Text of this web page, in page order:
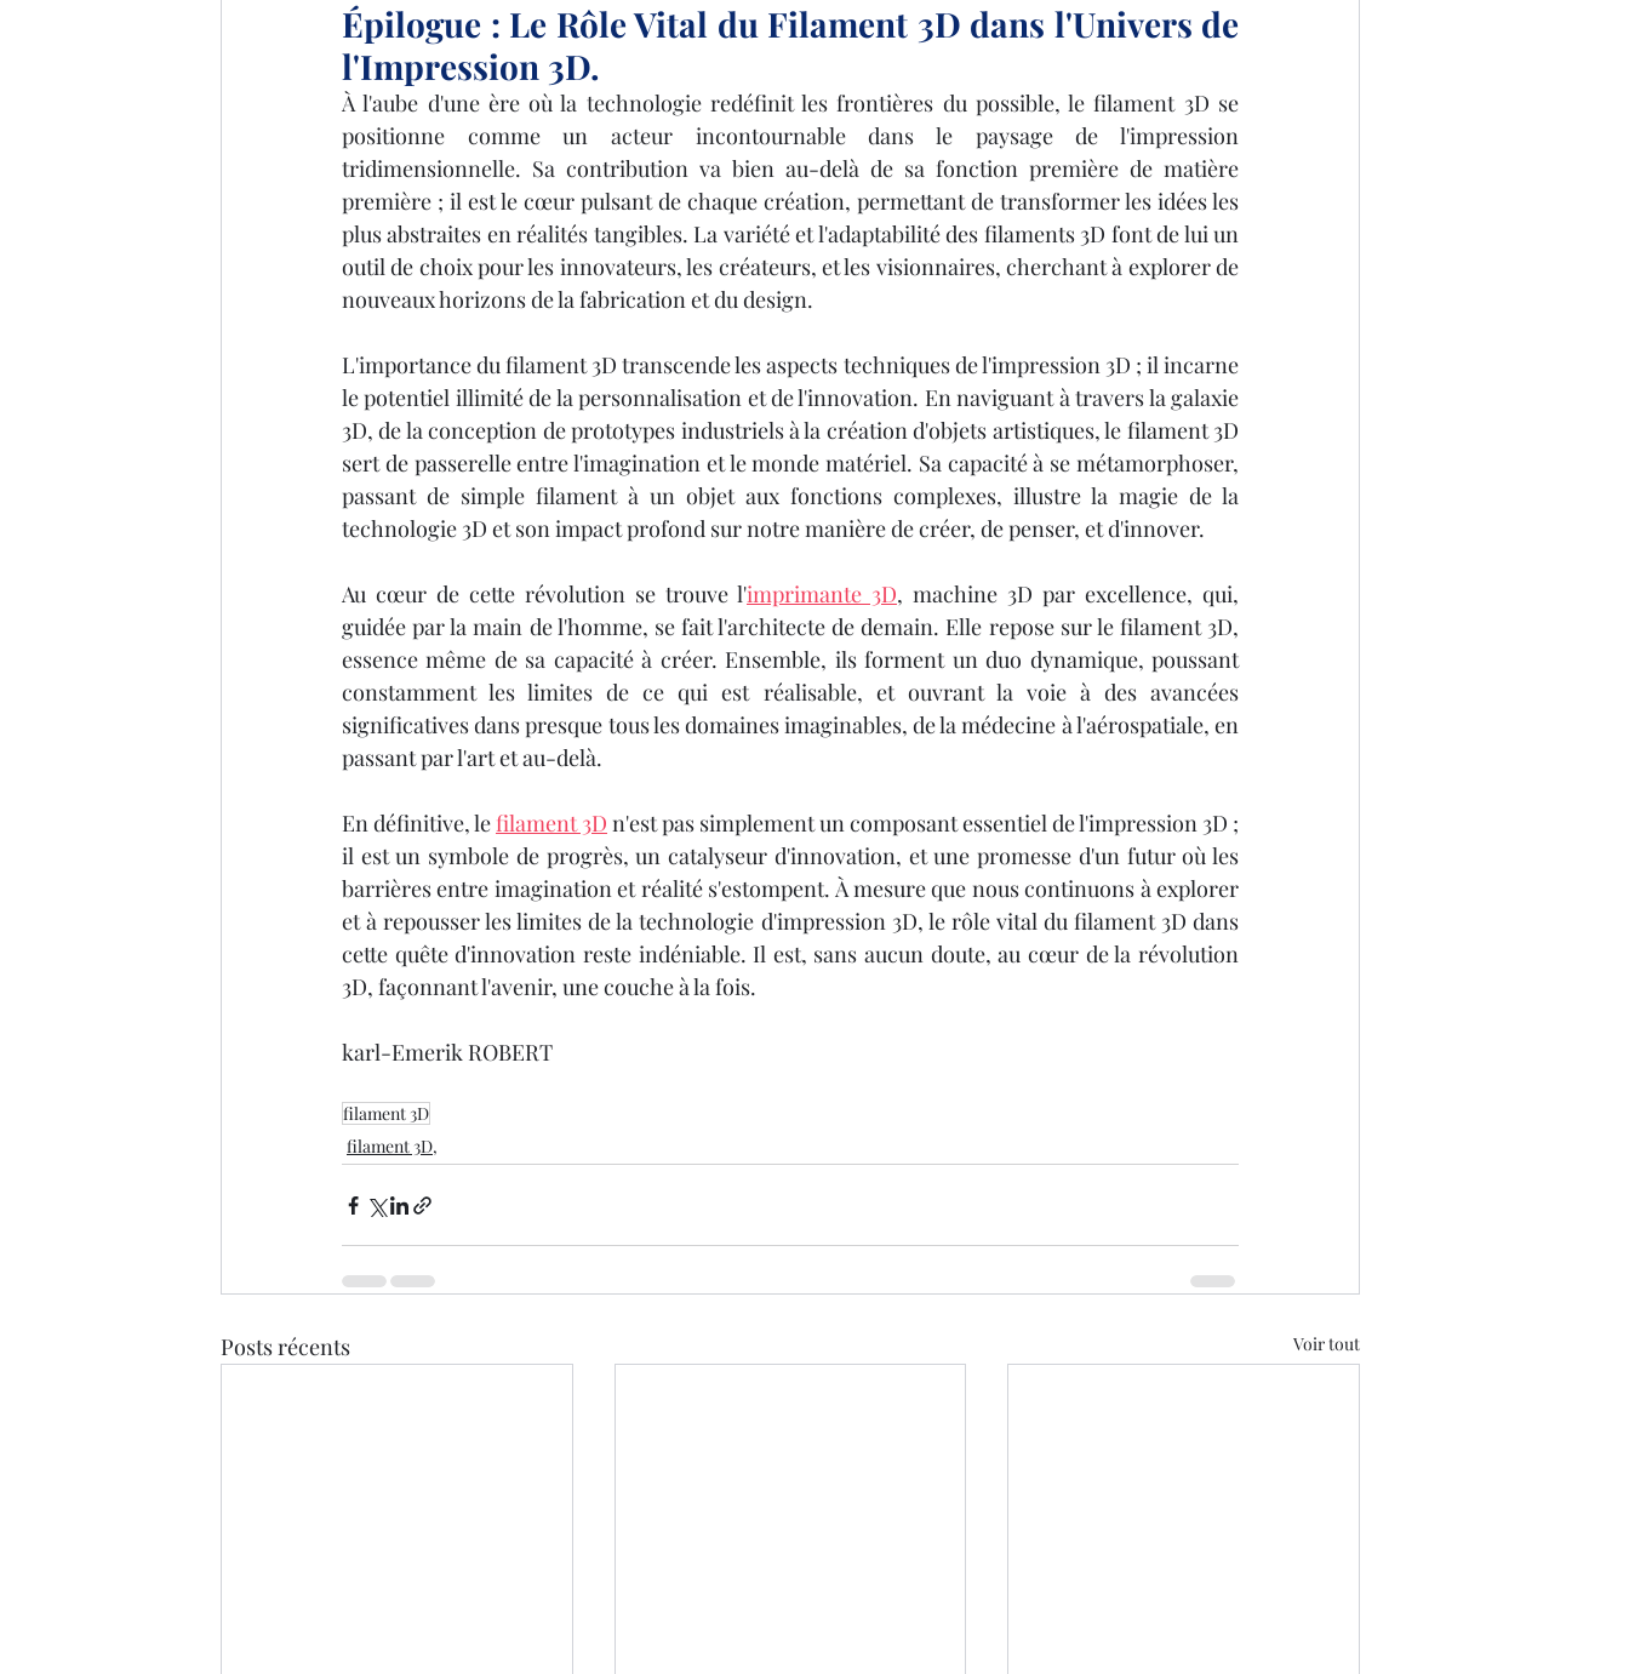
Épilogue : Le Rôle Vital du Filament 3D dans l'Univers de
l'Impression 3D.
À l'aube d'une ère où la technologie redéfinit les frontières du possible, le filament 3D se
positionne comme un acteur incontournable dans le paysage de l'impression
tridimensionnelle. Sa contribution va bien au-delà de sa fonction première de matière
première ; il est le cœur pulsant de chaque création, permettant de transformer les idées les
plus abstraites en réalités tangibles. La variété et l'adaptabilité des filaments 3D font de lui un
outil de choix pour les innovateurs, les créateurs, et les visionnaires, cherchant à explorer de
nouveaux horizons de la fabrication et du design.
L'importance du filament 3D transcende les aspects techniques de l'impression 3D ; il incarne
le potentiel illimité de la personnalisation et de l'innovation. En naviguant à travers la galaxie
3D, de la conception de prototypes industriels à la création d'objets artistiques, le filament 3D
sert de passerelle entre l'imagination et le monde matériel. Sa capacité à se métamorphoser,
passant de simple filament à un objet aux fonctions complexes, illustre la magie de la
technologie 3D et son impact profond sur notre manière de créer, de penser, et d'innover.
Au cœur de cette révolution se trouve l'imprimante 3D, machine 3D par excellence, qui,
guidée par la main de l'homme, se fait l'architecte de demain. Elle repose sur le filament 3D,
essence même de sa capacité à créer. Ensemble, ils forment un duo dynamique, poussant
constamment les limites de ce qui est réalisable, et ouvrant la voie à des avancées
significatives dans presque tous les domaines imaginables, de la médecine à l'aérospatiale, en
passant par l'art et au-delà.
En définitive, le filament 3D n'est pas simplement un composant essentiel de l'impression 3D ;
il est un symbole de progrès, un catalyseur d'innovation, et une promesse d'un futur où les
barrières entre imagination et réalité s'estompent. À mesure que nous continuons à explorer
et à repousser les limites de la technologie d'impression 3D, le rôle vital du filament 3D dans
cette quête d'innovation reste indéniable. Il est, sans aucun doute, au cœur de la révolution
3D, façonnant l'avenir, une couche à la fois.
karl-Emerik ROBERT
filament 3D
filament 3D,
Posts récents Voir tout